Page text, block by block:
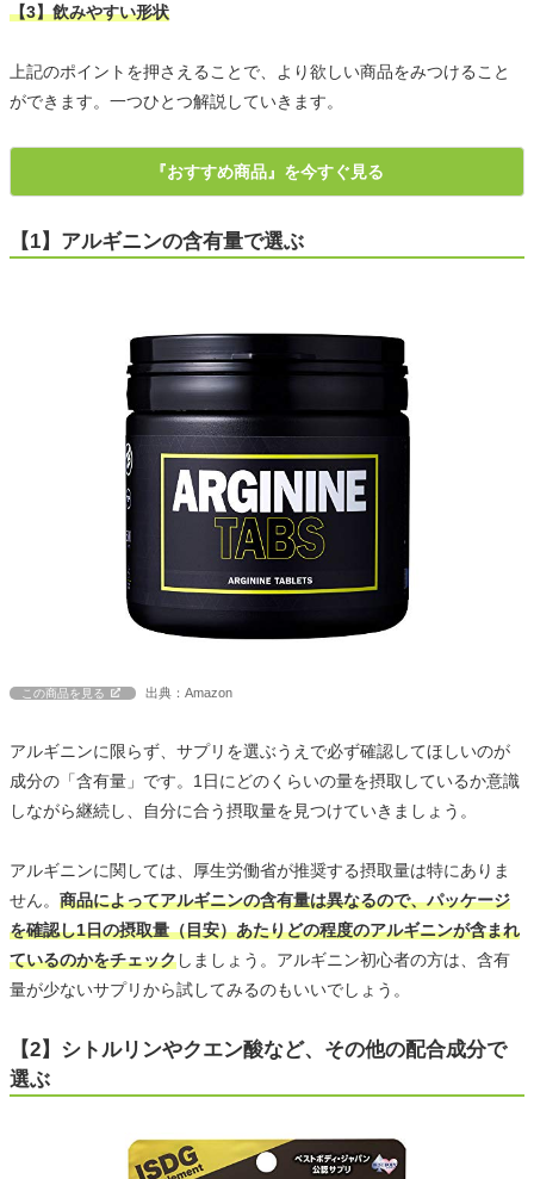
【3】飲みやすい形状
上記のポイントを押さえることで、より欲しい商品をみつけること
ができます。一つひとつ解説していきます。
『おすすめ商品』を今すぐ見る
【1】アルギニンの含有量で選ぶ
この商品を見る 出典：Amazon
アルギニンに限らず、サプリを選ぶうえで必ず確認してほしいのが
成分の「含有量」です。1日にどのくらいの量を摂取しているか意識
しながら継続し、自分に合う摂取量を見つけていきましょう。
アルギニンに関しては、厚生労働省が推奨する摂取量は特にありま
せん。 商品によってアルギニンの含有量は異なるので、パッケージ
を確認し1日の摂取量（目安）あたりどの程度のアルギニンが含まれ
ているのかをチェックしましょう。アルギニン初心者の方は、含有
量が少ないサプリから試してみるのもいいでしょう。
【2】シトルリンやクエン酸など、その他の配合成分で
選ぶ